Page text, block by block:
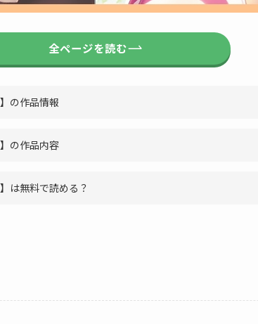
全ページを読む
の作品情報
の作品内容
は無料で読める？